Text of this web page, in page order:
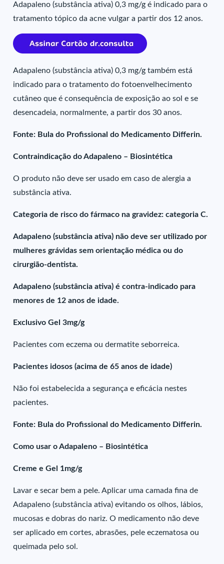
Adapaleno (substância ativa) 0,3 mg/g é indicado para o
tratamento tópico da acne vulgar a partir dos 12 anos.
Adapaleno (substância ativa) 0,3 mg/g também está
indicado para o tratamento do fotoenvelhecimento
cutâneo que é consequência de exposição ao sol e se
desencadeia, normalmente, a partir dos 30 anos.
Fonte: Bula do Profissional do Medicamento Differin.
Contraindicação do Adapaleno – Biosintética
O produto não deve ser usado em caso de alergia a
substância ativa.
Categoria de risco do fármaco na gravidez: categoria C.
Adapaleno (substância ativa) não deve ser utilizado por
mulheres grávidas sem orientação médica ou do
cirurgião-dentista.
Adapaleno (substância ativa) é contra-indicado para
menores de 12 anos de idade.
Exclusivo Gel 3mg/g
Pacientes com eczema ou dermatite seborreica.
Pacientes idosos (acima de 65 anos de idade)
Não foi estabelecida a segurança e eficácia nestes
pacientes.
Fonte: Bula do Profissional do Medicamento Differin.
Como usar o Adapaleno – Biosintética
Creme e Gel 1mg/g
Lavar e secar bem a pele. Aplicar uma camada fina de
Adapaleno (substância ativa) evitando os olhos, lábios,
mucosas e dobras do nariz. O medicamento não deve
ser aplicado em cortes, abrasões, pele eczematosa ou
queimada pelo sol.